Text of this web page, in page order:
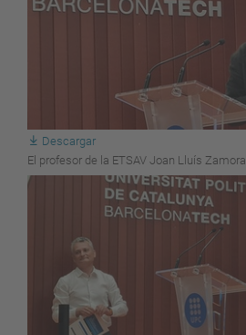
Descargar
El profesor de la ETSAV Joan Lluís Zamora